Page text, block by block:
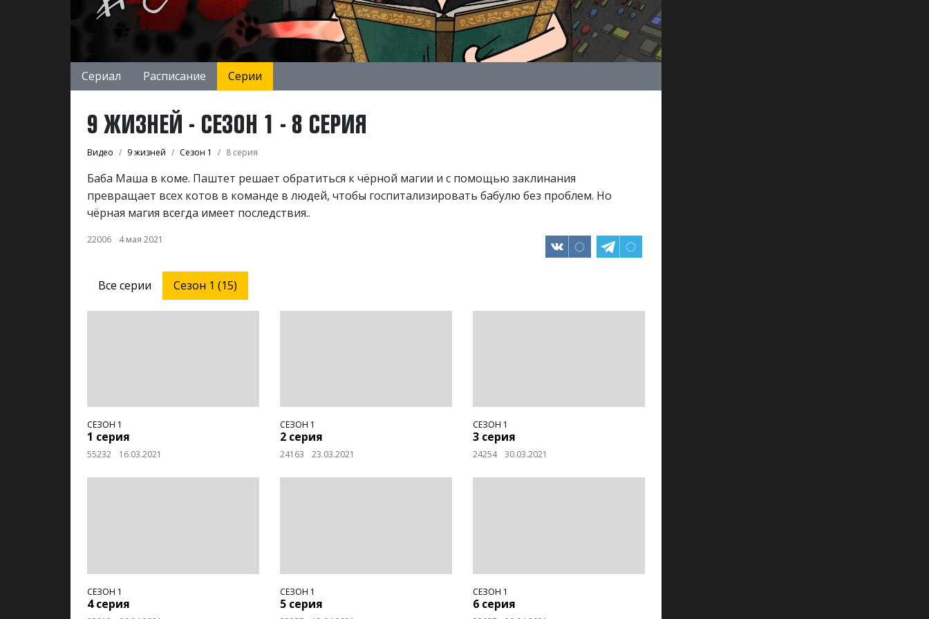
Сериал Расписание Серии
9 ЖИЗНЕЙ - СЕЗОН 1 - 8 СЕРИЯ
Видео 9 жизней Сезон 1 8 серия
Баба Маша в коме. Паштет решает обратиться к чёрной магии и с помощью заклинания
превращает всех котов в команде в людей, чтобы госпитализировать бабулю без проблем. Но
чёрная магия всегда имеет последствия..
22006 4 мая 2021
Все серии Сезон 1 (15)
СЕЗОН 1
1 серия
55232 16.03.2021
СЕЗОН 1
2 серия
24163 23.03.2021
СЕЗОН 1
3 серия
24254 30.03.2021
СЕЗОН 1
4 серия
СЕЗОН 1
5 серия
СЕЗОН 1
6 серия